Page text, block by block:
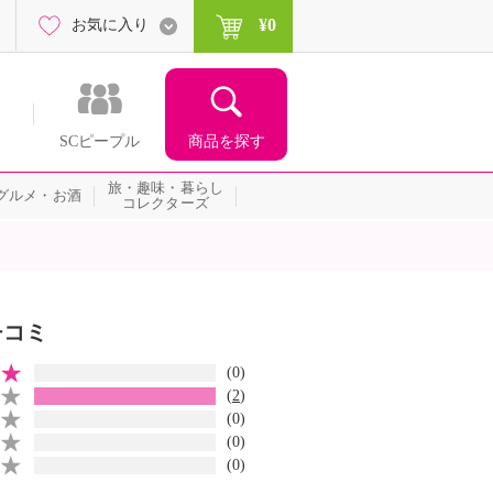
SCピープル 商品を探す
お気に入り ¥0
ルメ・お酒
旅・趣味・暮らし
コレクターズ
ミ
(0)
(2)
(0)
(0)
(0)